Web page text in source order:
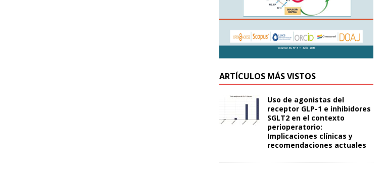
ARTÍCULOS MÁS VISTOS
Uso de agonistas del
receptor GLP-1 e inhibidores
SGLT2 en el contexto
perioperatorio:
Implicaciones clínicas y
recomendaciones actuales